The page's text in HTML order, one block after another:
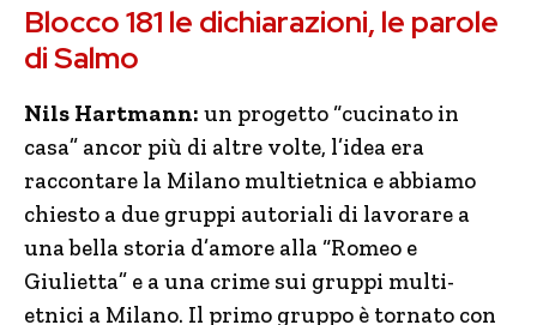
Blocco 181 le dichiarazioni, le parole
di Salmo
Nils Hartmann: un progetto “cucinato in
casa” ancor più di altre volte, l’idea era
raccontare la Milano multietnica e abbiamo
chiesto a due gruppi autoriali di lavorare a
una bella storia d’amore alla “Romeo e
Giulietta” e a una crime sui gruppi multi-
etnici a Milano. Il primo gruppo è tornato con